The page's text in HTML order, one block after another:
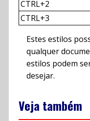
CTRL+2
CTRL+3
Estes estilos
qualquer
estilos podem
desejar.
Veja também